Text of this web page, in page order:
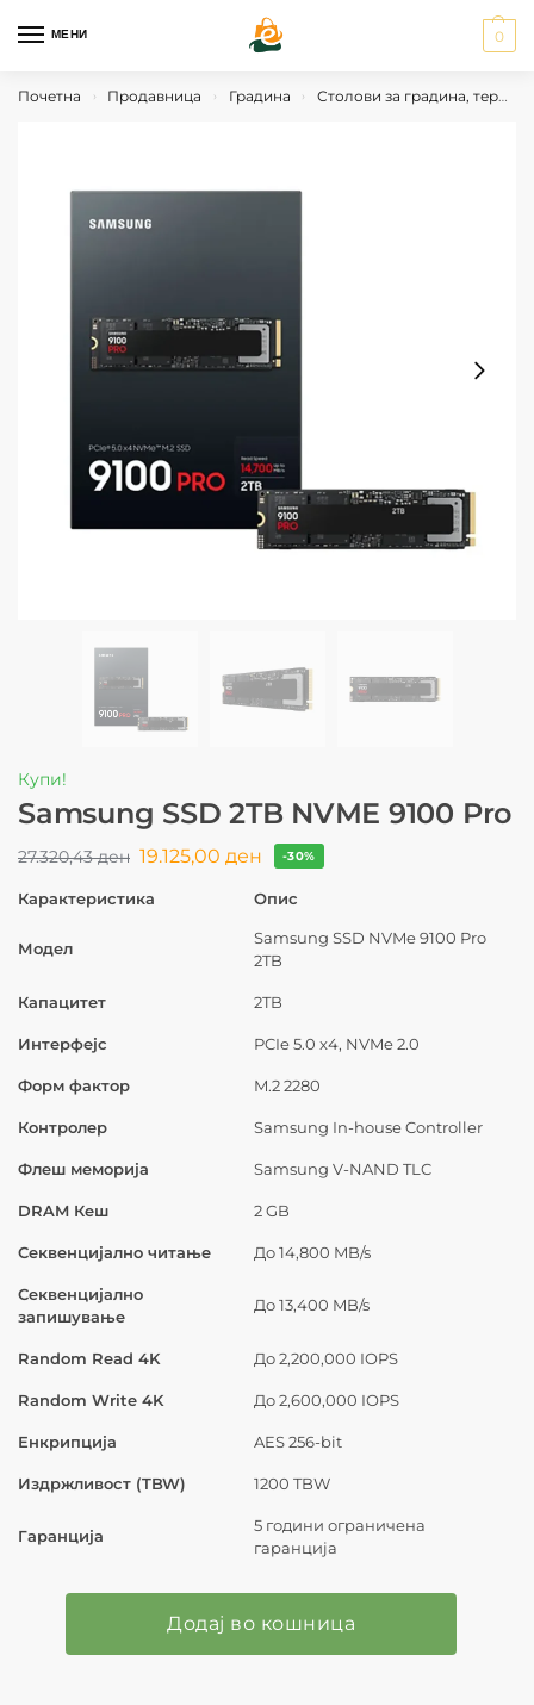
МЕНИ 0
Почетна › Продавница › Градина › Столови за градина, тераса, двор и балкон
Купи!
Samsung SSD 2TB NVME 9100 Pro
27.320,43ден 19.125,00 ден -30%
Карактеристика Опис
Модел
Samsung SSD NVMe 9100 Pro
2TB
Капацитет 2TB
Интерфејс PCIe 5.0 x4, NVMe 2.0
Форм фактор M.2 2280
Контролер Samsung In-house Controller
Флеш меморија Samsung V-NAND TLC
DRAM Кеш 2 GB
Секвенцијално читање До 14,800 MB/s
Секвенцијално
запишување
До 13,400 MB/s
Random Read 4K До 2,200,000 IOPS
Random Write 4K До 2,600,000 IOPS
Енкрипција AES 256-bit
Издржливост (TBW) 1200 TBW
Гаранција
5 години ограничена
гаранција
Додај во кошница